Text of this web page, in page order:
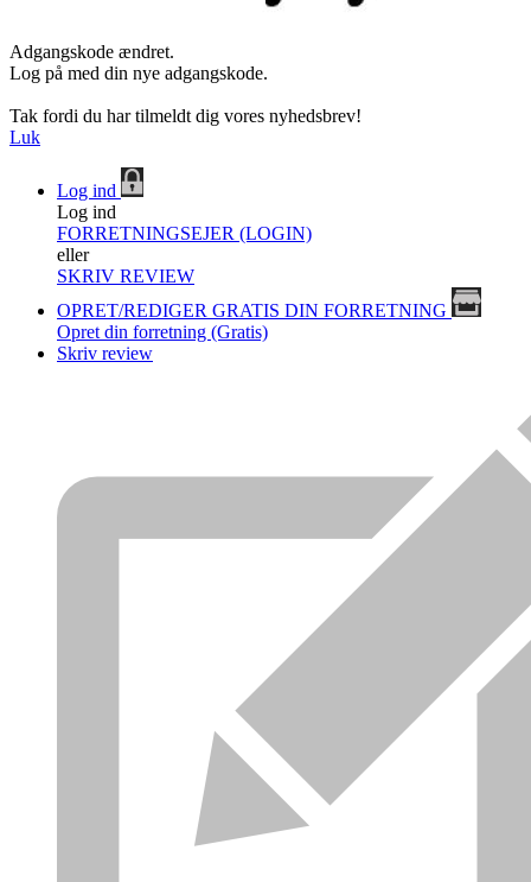
Adgangskode ændret.
Log på med din nye adgangskode.
Tak fordi du har tilmeldt dig vores nyhedsbrev!
Luk
Log ind
Log ind
FORRETNINGSEJER (LOGIN)
eller
SKRIV REVIEW
OPRET/REDIGER GRATIS DIN FORRETNING
Opret din forretning (Gratis)
Skriv review